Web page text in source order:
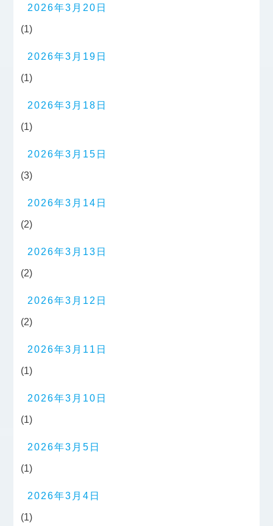
2026年3月20日
(1)
2026年3月19日
(1)
2026年3月18日
(1)
2026年3月15日
(3)
2026年3月14日
(2)
2026年3月13日
(2)
2026年3月12日
(2)
2026年3月11日
(1)
2026年3月10日
(1)
2026年3月5日
(1)
2026年3月4日
(1)